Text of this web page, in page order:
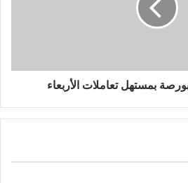
بمستهل تعاملات الأربعاء